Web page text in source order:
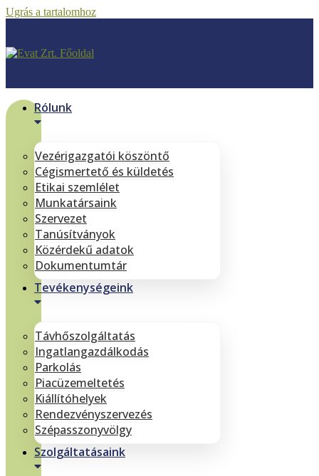
Ugrás a tartalomhoz
Rólunk
Vezérigazgatói köszöntő
Cégismertető és küldetés
Etikai szemlélet
Munkatársaink
Szervezet
Tanúsítványok
Közérdekű adatok
Dokumentumtár
Tevékenységeink
Távhőszolgáltatás
Ingatlangazdálkodás
Parkolás
Piacüzemeltetés
Kiállítóhelyek
Rendezvényszervezés
Szépasszonyvölgy
Szolgáltatásaink